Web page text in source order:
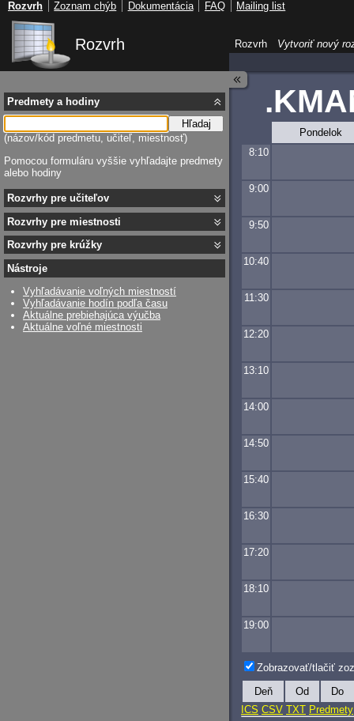
Rozvrh
Pondelok
8:10
9:00
9:50
10:40
11:30
12:20
13:10
14:00
14:50
15:40
16:30
17:20
18:10
19:00
Zobrazovať/tlačiť
Deň Od
Do
ICS CSV TXT Predmety
Predmety a hodiny
Hľadaj
(názov/kód predmetu, učiteľ, miestnosť)
Pomocou formuláru vyššie vyhľadajte predmety
alebo hodiny
Rozvrhy pre učiteľov
Rozvrhy pre miestnosti
Rozvrhy pre krúžky
Nástroje
Vyhľadávanie voľných miestností
Vyhľadávanie hodín podľa času
Aktuálne prebiehajúca výučba
Aktuálne voľné miestnosti
Rozvrh Vytvoriť nový
Rozvrh Zoznam chýb Dokumentácia FAQ Mailing list